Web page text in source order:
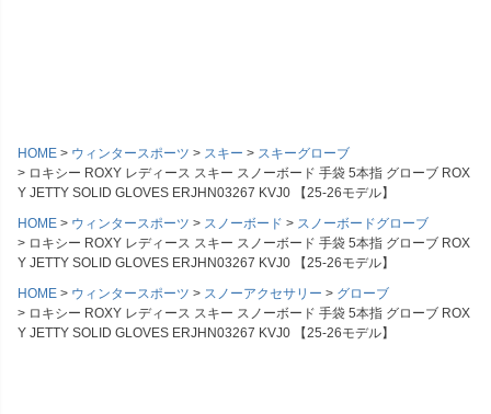
HOME ウィンタースポーツ スキー
スキーグローブ
ロキシー ROXY レディース スキー スノーボード 手袋 5本指 グローブ ROX
Y JETTY SOLID GLOVES ERJHN03267 KVJ0 【25-26モデル】
HOME
ウィンタースポーツ スノーボード
スノーボードグローブ
ロキシー ROXY レディース スキー スノーボード 手袋 5本指 グローブ ROX
Y JETTY SOLID GLOVES ERJHN03267 KVJ0 【25-26モデル】
HOME
ウィンタースポーツ スノーアクセサリー
グローブ
ロキシー ROXY レディース スキー スノーボード 手袋 5本指 グローブ ROX
Y JETTY SOLID GLOVES ERJHN03267 KVJ0 【25-26モデル】